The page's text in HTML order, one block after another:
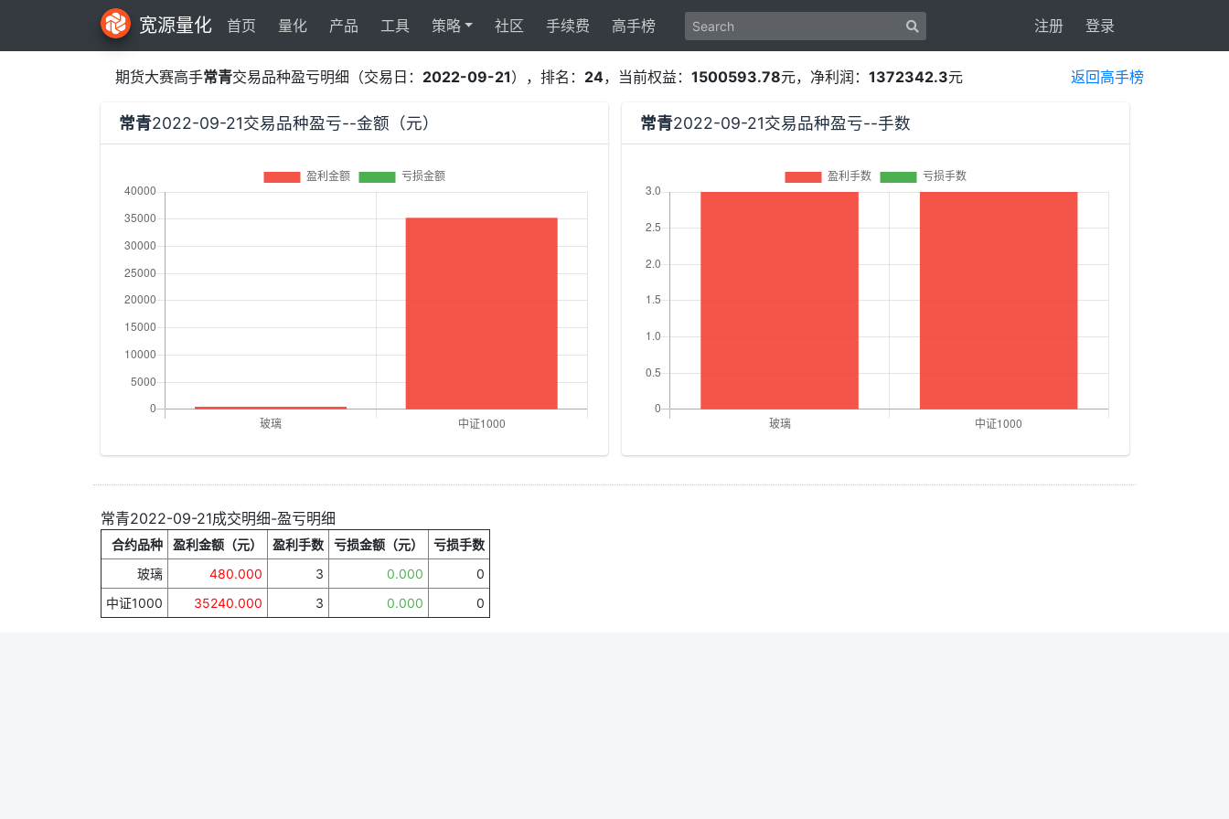
宽源量化 首页 量化 产品 工具 策略 社区 手续费 高手榜 注册 登录
期货大赛高手常青交易品种盈亏明细（交易日： 2022-09-21），排名： 24，当前权益： 1500593.78元，净利润： 1372342.3元 返回高手榜
常青2022-09-21交易品种盈亏--金额（元） 常青2022-09-21交易品种盈亏--手数
常青2022-09-21成交明细-盈亏明细
合约品种 盈利金额（元） 盈利手数 亏损金额（元）
亏损手数
玻璃
480.000 3 0.000
0
中证1000
35240.000 3 0.000 0